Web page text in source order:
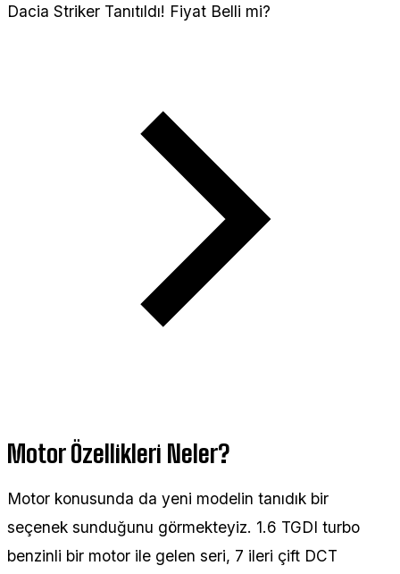
Dacia Striker Tanıtıldı! Fiyat Belli mi?
Motor Özellikleri Neler?
Motor konusunda da yeni modelin tanıdık bir
seçenek sunduğunu görmekteyiz. 1.6 TGDI turbo
benzinli bir motor ile gelen seri, 7 ileri çift DCT